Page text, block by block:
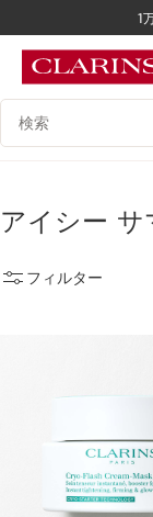
コンテンツへ移動
1
検索候補
アイシー
フィルター